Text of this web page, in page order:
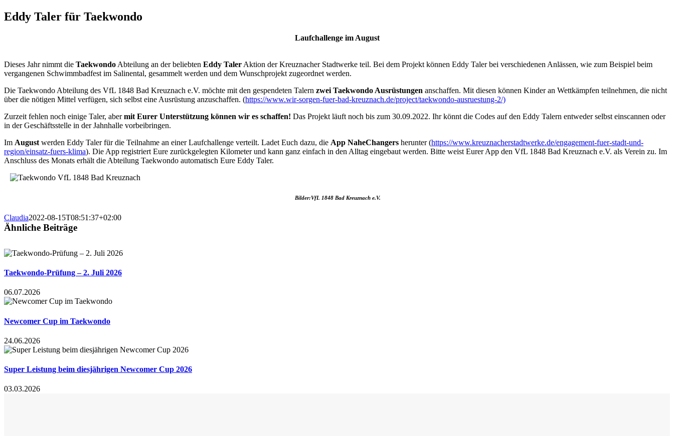
Eddy Taler für Taekwondo
Laufchallenge im August
Dieses Jahr nimmt die Taekwondo Abteilung an der beliebten Eddy Taler Aktion der Kreuznacher Stadtwerke teil. Bei dem Projekt können Eddy Taler bei verschiedenen Anlässen, wie zum Beispiel beim
vergangenen Schwimmbadfest im Salinental, gesammelt werden und dem Wunschprojekt zugeordnet werden.
Die Taekwondo Abteilung des VfL 1848 Bad Kreuznach e.V. möchte mit den gespendeten Talern zwei Taekwondo Ausrüstungen anschaffen. Mit diesen können Kinder an Wettkämpfen teilnehmen, die nicht
über die nötigen Mittel verfügen, sich selbst eine Ausrüstung anzuschaffen. (https://www.wir-sorgen-fuer-bad-kreuznach.de/project/taekwondo-ausruestung-2/)
Zurzeit fehlen noch einige Taler, abermit Eurer Unterstützung können wir es schaffen! Das Projekt läuft noch bis zum 30.09.2022. Ihr könnt die Codes auf den Eddy Talern entweder selbst einscannen oder
in der Geschäftsstelle in der Jahnhalle vorbeibringen.
Im August werden Eddy Taler für die Teilnahme an einer Laufchallenge verteilt. Ladet Euch dazu, die App NaheChangers herunter (https://www.kreuznacherstadtwerke.de/engagement-fuer-stadt-und-
region/einsatz-fuers-klima). Die App registriert Eure zurückgelegten Kilometer und kann ganz einfach in den Alltag eingebaut werden. Bitte weist Eurer App den VfL 1848 Bad Kreuznach e.V. als Verein zu. Im
Anschluss des Monats erhält die Abteilung Taekwondo automatisch Eure Eddy Taler.
Bilder:VfL 1848 Bad Kreuznach e.V.
Claudia2022-08-15T08:51:37+02:00
Ähnliche Beiträge
Taekwondo-Prüfung – 2. Juli 2026
06.07.2026
Newcomer Cup im Taekwondo
24.06.2026
Super Leistung beim diesjährigen Newcomer Cup 2026
03.03.2026